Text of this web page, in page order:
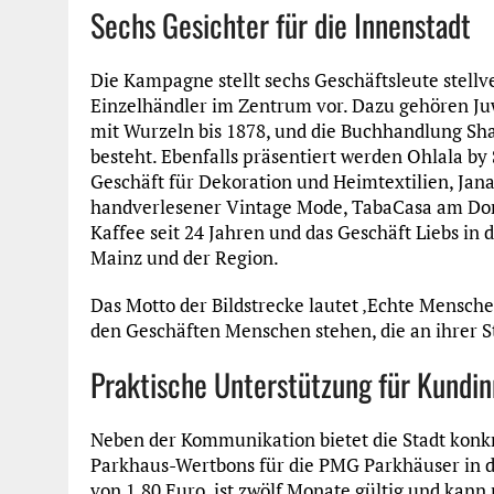
Sechs Gesichter für die Innenstadt
Die Kampagne stellt sechs Geschäftsleute
Einzelhändler im Zentrum vor. Dazu gehören
mit Wurzeln bis 1878, und die Buchhandlung
besteht. Ebenfalls präsentiert werden Ohlala
Geschäft für Dekoration und Heimtextilien,
handverlesener Vintage Mode, TabaCasa am
Kaffee seit 24 Jahren und das Geschäft Liebs in
Mainz und der Region.
Das Motto der Bildstrecke lautet ‚Echte
den Geschäften Menschen stehen, die an ihrer
Praktische Unterstützung für
Neben der Kommunikation bietet die Stadt
Parkhaus-Wertbons für die PMG Parkhäuser in